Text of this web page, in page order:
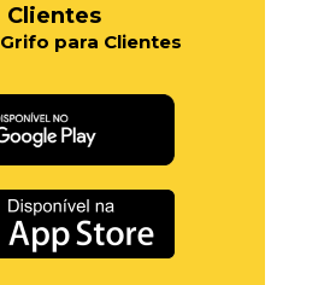
Clientes
Grifo para Clientes